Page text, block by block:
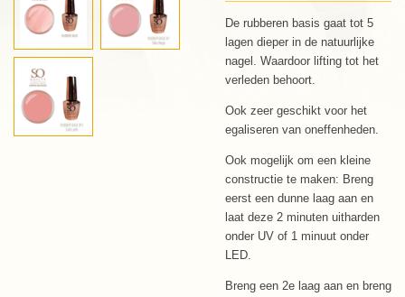
De rubberen basis gaat tot 5
lagen dieper in de natuurlijke
nagel.
Waardoor lifting tot het
verleden behoort.
Ook zeer geschikt voor het
egaliseren van oneffenheden.
Ook mogelijk om een kleine
constructie te maken: Breng
eerst een dunne laag aan en
laat deze 2 minuten uitharden
onder UV of 1 minuut onder
LED.
Breng een 2e laag aan en breng